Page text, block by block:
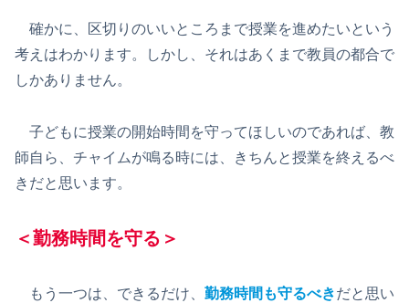
確かに、区切りのいいところまで授業を進めたいという
考えはわかります。しかし、それはあくまで教員の都合で
しかありません。
子どもに授業の開始時間を守ってほしいのであれば、教
師自ら、チャイムが鳴る時には、きちんと授業を終えるべ
きだと思います。
＜勤務時間を守る＞
もう一つは、できるだけ、 勤務時間も守るべきだと思い